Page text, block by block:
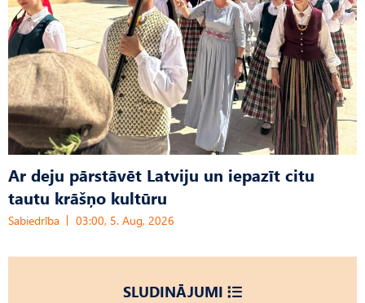
Ar deju pārstāvēt Latviju un iepazīt citu
tautu krāšņo kultūru
Sabiedrība 03:00, 5. Aug, 2026
SLUDINĀJUMI